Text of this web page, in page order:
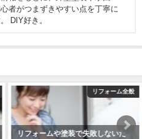
者がつまずきやすい点を丁寧に
DIY好き。
リフォーム全般
リフォームや塗装の際には客観的